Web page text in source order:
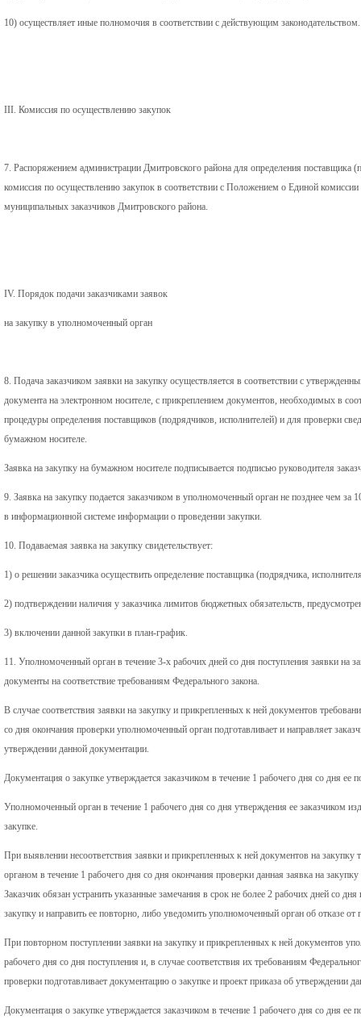
10) осуществляет иные полномочия в соответствии с действующим законодательством.
III. Комиссия по осуществлению закупок
7. Распоряжением администрации Дмитровского района для определения поставщика
комиссия по осуществлению закупок в соответствии с Положением о Единой
муниципальных заказчиков Дмитровского района.
IV. Порядок подачи заказчиками заявок
на закупку в уполномоченный орган
8. Подача заказчиком заявки на закупку осуществляется в соответствии с
документа на электронном носителе, с прикреплением документов, необходимых в
процедуры определения поставщиков (подрядчиков, исполнителей) и для проверки
бумажном носителе.
Заявка на закупку на бумажном носителе подписывается подписью руководителя
9. Заявка на закупку подается заказчиком в уполномоченный орган не позднее чем
в информационной системе информации о проведении закупки.
10. Подаваемая заявка на закупку свидетельствует:
1) о решении заказчика осуществить определение поставщика (подрядчика,
2) подтверждении наличия у заказчика лимитов бюджетных обязательств,
3) включении данной закупки в план-график.
11. Уполномоченный орган в течение 3-х рабочих дней со дня поступления заявки на
документы на соответствие требованиям Федерального закона.
В случае соответствия заявки на закупку и прикрепленных к ней документов
со дня окончания проверки уполномоченный орган подготавливает и направляет
утверждении данной документации.
Документация о закупке утверждается заказчиком в течение 1 рабочего дня со дня ее
Уполномоченный орган в течение 1 рабочего дня со дня утверждения ее заказчиком
закупке.
При выявлении несоответствия заявки и прикрепленных к ней документов на
органом в течение 1 рабочего дня со дня окончания проверки данная заявка на
Заказчик обязан устранить указанные замечания в срок не более 2 рабочих дней со
закупку и направить ее повторно, либо уведомить уполномоченный орган об отказе от
При повторном поступлении заявки на закупку и прикрепленных к ней документов
рабочего дня со дня поступления и, в случае соответствия их требованиям
проверки подготавливает документацию о закупке и проект приказа об утверждении
Документация о закупке утверждается заказчиком в течение 1 рабочего дня со дня ее